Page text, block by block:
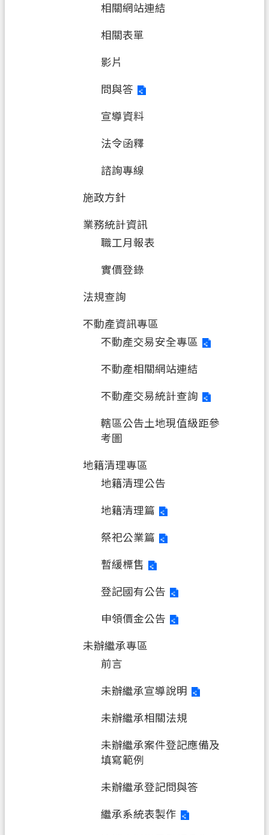
相關網站連結
相關表單
影片
問與答
宣導資料
法令函釋
諮詢專線
施政方針
業務統計資訊
職工月報表
實價登錄
法規查詢
不動產資訊專區
不動產交易安全專區
不動產相關網站連結
不動產交易統計查詢
轄區公告土地現值級距參
考圖
地籍清理專區
地籍清理公告
地籍清理篇
祭祀公業篇
暫緩標售
登記國有公告
申領價金公告
未辦繼承專區
前言
未辦繼承宣導說明
未辦繼承相關法規
未辦繼承案件登記應備及
填寫範例
未辦繼承登記問與答
繼承系統表製作